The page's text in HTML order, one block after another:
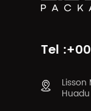
Tel